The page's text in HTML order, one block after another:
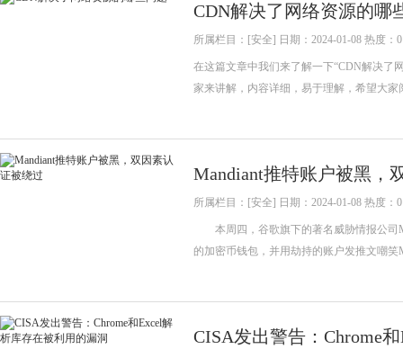
CDN解决了网络资源的哪
所属栏目：[安全] 日期：2024-01-08 热度：0
在这篇文章中我们来了解一下“CDN解决了
家来讲解，内容详细，易于理解，希望大家
Mandiant推特账户被黑，
所属栏目：[安全] 日期：2024-01-08 热度：0
本周四，谷歌旗下的著名威胁情报公司
的加密币钱包，并用劫持的账户发推文嘲
CISA发出警告：Chrome